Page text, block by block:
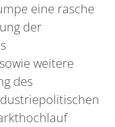
eine rasche
der
weitere
des